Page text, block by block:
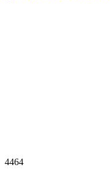
4464